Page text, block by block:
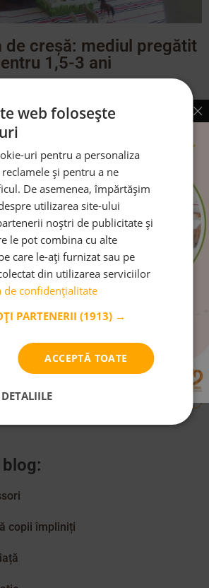
de creșă: mediul pregătit
1,5-3 ani
luarea decizii lor
pe:
Newsletter
copii împliniți
web folosește
uri pentru a personaliza
și pentru a ne
De asemenea, împărtășim
utilizarea site-ului
noștri de publicitate și
le pot combina cu alte
care le-ați furnizat sau pe
din utilizarea serviciilor
de confidențialitate
PARTENERII(1913) →
ACCEPTĂ TOATE